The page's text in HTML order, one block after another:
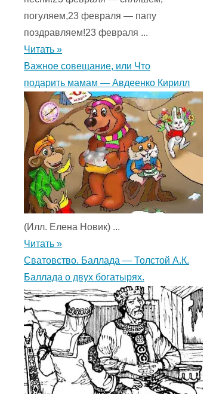
погуляем,23 февраля — папу
поздравляем!23 февраля ...
Читать »
Важное совещание, или Что
подарить мамам — Авдеенко Кирилл
(Илл. Елена Новик) ...
Читать »
Сватовство. Баллада — Толстой А.К.
Баллада о двух богатырях.